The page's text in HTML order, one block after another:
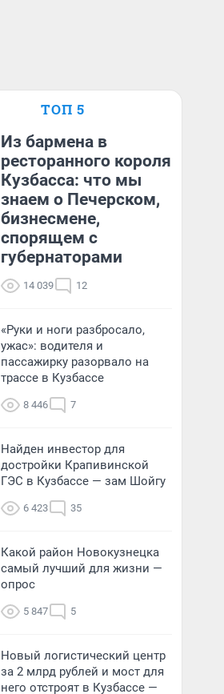
ТОП 5
Из бармена в
ресторанного короля
Кузбасса: что мы
знаем о Печерском,
бизнесмене,
спорящем с
губернаторами
14 039 12
«Руки и ноги разбросало,
ужас»: водителя и
пассажирку разорвало на
трассе в Кузбассе
8 446 7
Найден инвестор для
достройки Крапивинской
ГЭС в Кузбассе — зам Шойгу
6 423 35
Какой район Новокузнецка
самый лучший для жизни —
опрос
5 847 5
Новый логистический центр
за 2 млрд рублей и мост для
него отстроят в Кузбассе —